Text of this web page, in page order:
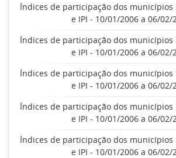
Índices de participação dos municípios
e IPI - 10/01/2006 a 06/02/
Índices de participação dos municípios
e IPI - 10/01/2006 a 06/02/
Índices de participação dos municípios
e IPI - 10/01/2006 a 06/02/
Índices de participação dos municípios
e IPI - 10/01/2006 a 06/02/
Índices de participação dos municípios
e IPI - 10/01/2006 a 06/02/